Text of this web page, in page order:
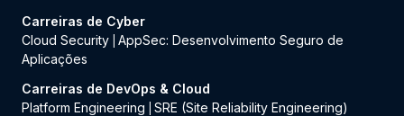
Carreiras de Cyber
Cloud Security AppSec: Desenvolvimento Seguro de
Aplicações
Carreiras de DevOps & Cloud
Platform Engineering
SRE (Site Reliability Engineering)